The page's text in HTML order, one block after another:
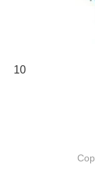
10